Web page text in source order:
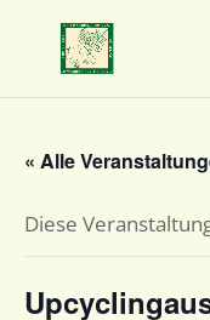
« Alle
Diese